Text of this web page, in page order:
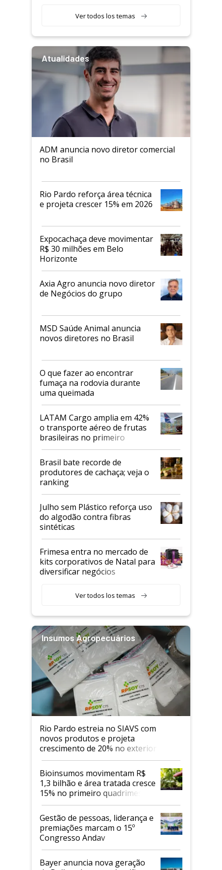
Ver todos los temas
Atualidades
ADM anuncia novo diretor comercial
no Brasil
Rio Pardo reforça área técnica
e projeta crescer 15% em 2026
Expocachaça deve movimentar
R$ 30 milhões em Belo
Horizonte
Axia Agro anuncia novo diretor
de Negócios do grupo
MSD Saúde Animal anuncia
novos diretores no Brasil
O que fazer ao encontrar
fumaça na rodovia durante
uma queimada
LATAM Cargo amplia em 42%
o transporte aéreo de frutas
brasileiras no primeiro
semestre
Brasil bate recorde de
produtores de cachaça; veja o
ranking
Julho sem Plástico reforça uso
do algodão contra fibras
sintéticas
Frimesa entra no mercado de
kits corporativos de Natal para
diversificar negócios
Ver todos los temas
Insumos Agropecuários
Rio Pardo estreia no SIAVS com
novos produtos e projeta
crescimento de 20% no exterior
Bioinsumos movimentam R$
1,3 bilhão e área tratada cresce
15% no primeiro quadrimestre
de 2026
Gestão de pessoas, liderança e
premiações marcam o 15º
Congresso Andav
Bayer anuncia nova geração